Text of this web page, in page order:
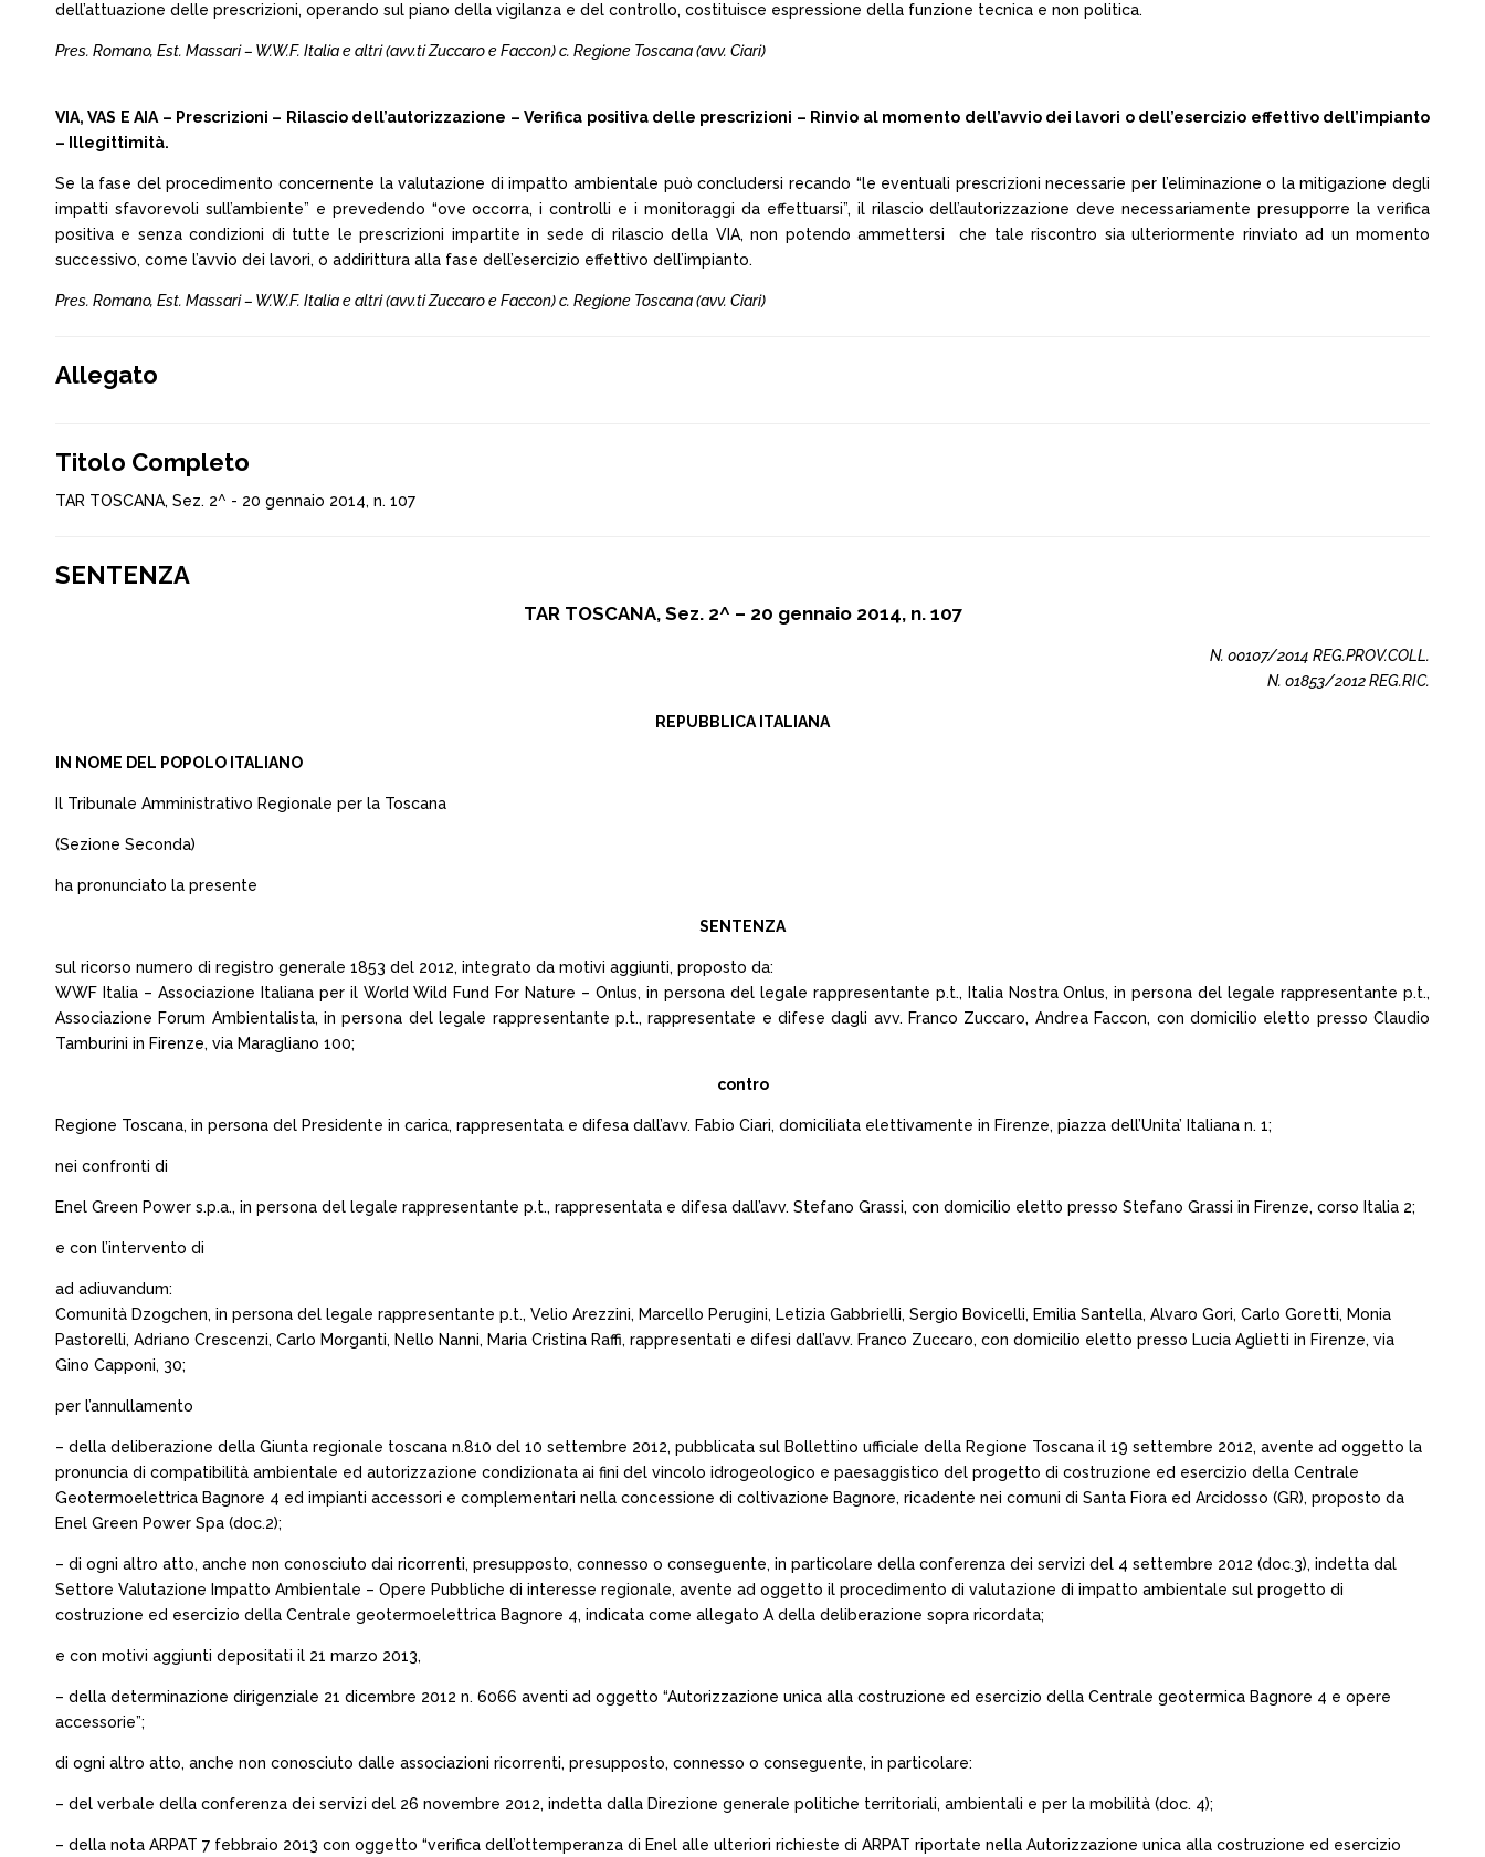
dell’attuazione delle prescrizioni, operando sul piano della vigilanza e del controllo, costituisce espressione della funzione tecnica e non politica.
Pres. Romano, Est. Massari – W.W.F. Italia e altri (avv.ti Zuccaro e Faccon) c. Regione Toscana (avv. Ciari)
VIA, VAS E AIA – Prescrizioni – Rilascio dell’autorizzazione – Verifica positiva delle prescrizioni – Rinvio al momento dell’avvio dei lavori o dell’esercizio effettivo dell’impianto
– Illegittimità.
Se la fase del procedimento concernente la valutazione di impatto ambientale può concludersi recando “le eventuali prescrizioni necessarie per l’eliminazione o la mitigazione degli
impatti sfavorevoli sull’ambiente” e prevedendo “ove occorra, i controlli e i monitoraggi da effettuarsi”, il rilascio dell’autorizzazione deve necessariamente presupporre la verifica
positiva e senza condizioni di tutte le prescrizioni impartite in sede di rilascio della VIA, non potendo ammettersi che tale riscontro sia ulteriormente rinviato ad un momento
successivo, come l’avvio dei lavori, o addirittura alla fase dell’esercizio effettivo dell’impianto.
Pres. Romano, Est. Massari – W.W.F. Italia e altri (avv.ti Zuccaro e Faccon) c. Regione Toscana (avv. Ciari)
Allegato
Titolo Completo
TAR TOSCANA, Sez. 2^ - 20 gennaio 2014, n. 107
SENTENZA
TAR TOSCANA, Sez. 2^ – 20 gennaio 2014, n. 107
N. 00107/2014 REG.PROV.COLL.
N. 01853/2012 REG.RIC.
REPUBBLICA ITALIANA
IN NOME DEL POPOLO ITALIANO
Il Tribunale Amministrativo Regionale per la Toscana
(Sezione Seconda)
ha pronunciato la presente
SENTENZA
sul ricorso numero di registro generale 1853 del 2012, integrato da motivi aggiunti, proposto da:
WWF Italia – Associazione Italiana per il World Wild Fund For Nature – Onlus, in persona del legale rappresentante p.t., Italia Nostra Onlus, in persona del legale rappresentante p.t.,
Associazione Forum Ambientalista, in persona del legale rappresentante p.t., rappresentate e difese dagli avv. Franco Zuccaro, Andrea Faccon, con domicilio eletto presso Claudio
Tamburini in Firenze, via Maragliano 100;
contro
Regione Toscana, in persona del Presidente in carica, rappresentata e difesa dall’avv. Fabio Ciari, domiciliata elettivamente in Firenze, piazza dell’Unita’ Italiana n. 1;
nei confronti di
Enel Green Power s.p.a., in persona del legale rappresentante p.t., rappresentata e difesa dall’avv. Stefano Grassi, con domicilio eletto presso Stefano Grassi in Firenze, corso Italia 2;
e con l’intervento di
ad adiuvandum:
Comunità Dzogchen, in persona del legale rappresentante p.t., Velio Arezzini, Marcello Perugini, Letizia Gabbrielli, Sergio Bovicelli, Emilia Santella, Alvaro Gori, Carlo Goretti, Monia
Pastorelli, Adriano Crescenzi, Carlo Morganti, Nello Nanni, Maria Cristina Raffi, rappresentati e difesi dall’avv. Franco Zuccaro, con domicilio eletto presso Lucia Aglietti in Firenze, via
Gino Capponi, 30;
per l’annullamento
– della deliberazione della Giunta regionale toscana n.810 del 10 settembre 2012, pubblicata sul Bollettino ufficiale della Regione Toscana il 19 settembre 2012, avente ad oggetto la
pronuncia di compatibilità ambientale ed autorizzazione condizionata ai fini del vincolo idrogeologico e paesaggistico del progetto di costruzione ed esercizio della Centrale
Geotermoelettrica Bagnore 4 ed impianti accessori e complementari nella concessione di coltivazione Bagnore, ricadente nei comuni di Santa Fiora ed Arcidosso (GR), proposto da
Enel Green Power Spa (doc.2);
– di ogni altro atto, anche non conosciuto dai ricorrenti, presupposto, connesso o conseguente, in particolare della conferenza dei servizi del 4 settembre 2012 (doc.3), indetta dal
Settore Valutazione Impatto Ambientale – Opere Pubbliche di interesse regionale, avente ad oggetto il procedimento di valutazione di impatto ambientale sul progetto di
costruzione ed esercizio della Centrale geotermoelettrica Bagnore 4, indicata come allegato A della deliberazione sopra ricordata;
e con motivi aggiunti depositati il 21 marzo 2013,
– della determinazione dirigenziale 21 dicembre 2012 n. 6066 aventi ad oggetto “Autorizzazione unica alla costruzione ed esercizio della Centrale geotermica Bagnore 4 e opere
accessorie”;
di ogni altro atto, anche non conosciuto dalle associazioni ricorrenti, presupposto, connesso o conseguente, in particolare:
– del verbale della conferenza dei servizi del 26 novembre 2012, indetta dalla Direzione generale politiche territoriali, ambientali e per la mobilità (doc. 4);
– della nota ARPAT 7 febbraio 2013 con oggetto “verifica dell’ottemperanza di Enel alle ulteriori richieste di ARPAT riportate nella Autorizzazione unica alla costruzione ed esercizio